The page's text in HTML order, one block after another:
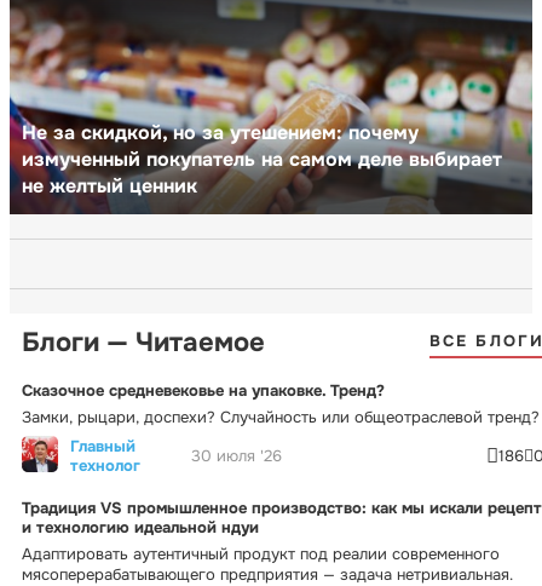
Не за скидкой, но за утешением: почему
измученный покупатель на самом деле выбирает
не желтый ценник
Блоги — Читаемое ВСЕ
Сказочное средневековье на упаковке. Тренд?
Замки, рыцари, доспехи? Случайность или общеотраслевой тренд?
Главный
технолог
30 июля '26 186
Традиция VS промышленное производство: как мы искали рецепт
и технологию идеальной ндуи
Адаптировать аутентичный продукт под реалии современного
мясоперерабатывающего предприятия — задача нетривиальная.